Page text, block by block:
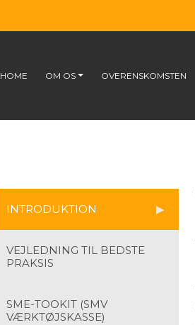
HOME OM OS OVERENSKOMSTEN
INTRODUKTION
VEJLEDNING TIL BEDSTE
PRAKSIS
SME-TOOKIT (SMV
VÆRKTØJSKASSE)